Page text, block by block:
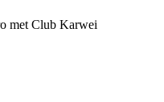
met Club Karwei